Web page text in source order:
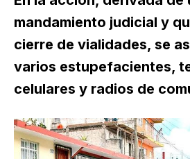
mandamiento judicial y
cierre de vialidades, se
varios estupefacientes,
celulares y radios de